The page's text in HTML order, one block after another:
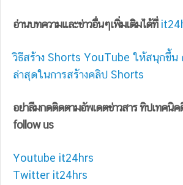
อ่านบทความและข่าวอื่นๆเพิ่มเติมได้ที่
วิธีสร้าง Shorts YouTube ให้สนุกขึ้น
ล่าสุดในการสร้างคลิป Shorts
อย่าลืมกดติดตามอัพเดตข่าวสาร ทิปเทคนิ
follow us
Youtube it24hrs
Twitter it24hrs